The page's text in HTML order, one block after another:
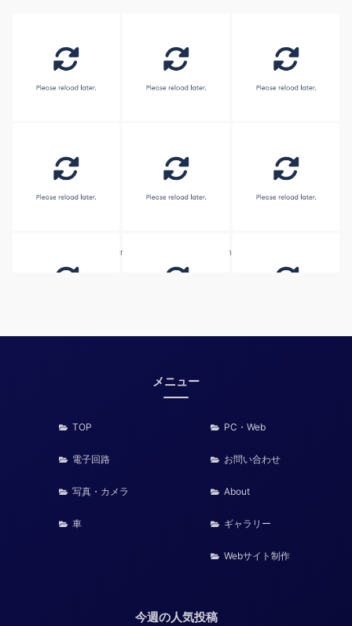
Combine Social Photos from
メニュー
TOP
電子回路
写真・カメラ
車
PC・Web
お問い合わせ
About
ギャラリー
Webサイト制作
今週の人気投稿